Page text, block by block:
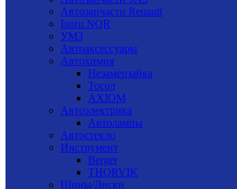
Автозапчасти Renault
Isuzu NQR
УМЗ
Автоаксессуары
Автохимия
Незамерзайка
Тосол
AXIOM
Автоэлектрика
Автолампы
Автостекло
Инструмент
Berger
THORVIK
Шины/Диски